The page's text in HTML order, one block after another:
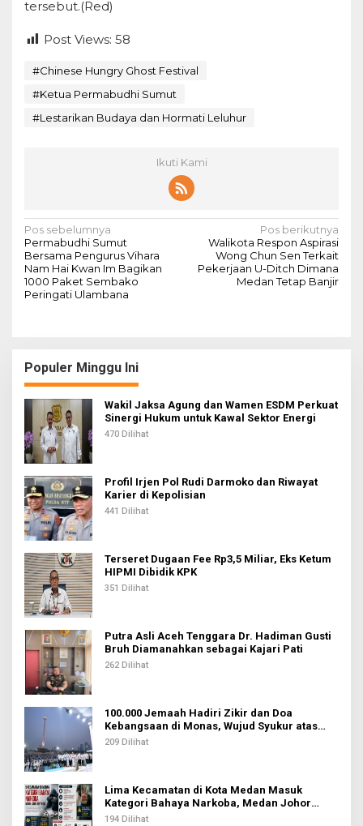
tersebut.(Red)
Post Views: 58
#Chinese Hungry Ghost Festival
#Ketua Permabudhi Sumut
#Lestarikan Budaya dan Hormati Leluhur
Ikuti Kami
N
a
v
i
s
i
p
o
s
Pos sebelumnya
Permabudhi Sumut
Bersama Pengurus Vihara
Nam Hai Kwan Im Bagikan
1000 Paket Sembako
Peringati Ulambana
Pos berikutnya
Walikota Respon Aspirasi
Wong Chun Sen Terkait
Pekerjaan U-Ditch Dimana
Medan Tetap Banjir
Populer Minggu Ini
Wakil Jaksa Agung dan Wamen ESDM Perkuat
Sinergi Hukum untuk Kawal Sektor Energi
470 Dilihat
Profil Irjen Pol Rudi Darmoko dan Riwayat
Karier di Kepolisian
441 Dilihat
Terseret Dugaan Fee Rp3,5 Miliar, Eks Ketum
HIPMI Dibidik KPK
351 Dilihat
Putra Asli Aceh Tenggara Dr. Hadiman Gusti
Bruh Diamanahkan sebagai Kajari Pati
262 Dilihat
100.000 Jemaah Hadiri Zikir dan Doa
Kebangsaan di Monas, Wujud Syukur atas
Kemerdekaan Indonesia
209 Dilihat
Lima Kecamatan di Kota Medan Masuk
Kategori Bahaya Narkoba, Medan Johor
Tertinggi
194 Dilihat